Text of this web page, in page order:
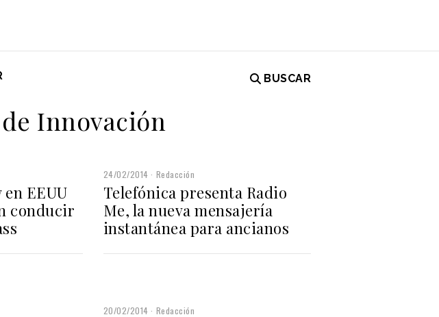
BUSCAR
Innovación
EEUU
conducir
24/02/2014 Redacción
Telefónica presenta Radio
Me, la nueva mensajería
instantánea para ancianos
20/02/2014 Redacción